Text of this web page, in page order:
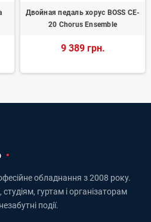
Двойная педаль хорус BOSS CE-
20 Chorus Ensemble
9 389 грн.
обладнання з 2008 року.
гуртам і організаторам
події.